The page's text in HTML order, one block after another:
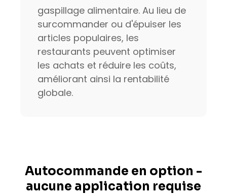
gaspillage alimentaire. Au lieu de
surcommander ou d'épuiser les
articles populaires, les
restaurants peuvent optimiser
les achats et réduire les coûts,
améliorant ainsi la rentabilité
globale.
Autocommande en option -
aucune application requise